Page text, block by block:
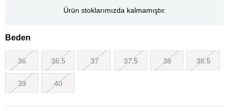
Ürün stoklarımızda kalmamıştır.
Beden
36 36,5 37 37,5 38 38,5
39 40